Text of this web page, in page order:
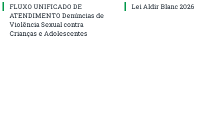
FLUXO UNIFICADO DE
ATENDIMENTO Denúncias de
Violência Sexual contra
Crianças e Adolescentes
Lei Aldir Blanc 2026